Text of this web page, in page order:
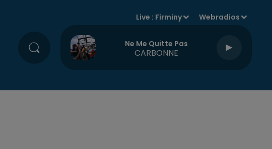
Live : Firminy Webradios
Ne Me Quitte Pas
CARBONNE